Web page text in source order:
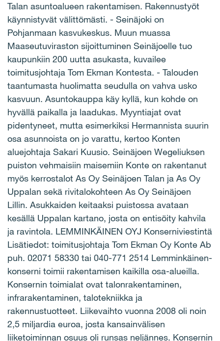
Talan asuntoalueen rakentamisen. Rakennustyöt
käynnistyvät välittömästi. - Seinäjoki on
Pohjanmaan kasvukeskus. Muun muassa
Maaseutuviraston sijoittuminen Seinäjoelle tuo
kaupunkiin 200 uutta asukasta, kuvailee
toimitusjohtaja Tom Ekman Kontesta. - Talouden
taantumasta huolimatta seudulla on vahva usko
kasvuun. Asuntokauppa käy kyllä, kun kohde on
hyvällä paikalla ja laadukas. Myyntiajat ovat
pidentyneet, mutta esimerkiksi Hermannista suurin
osa asunnoista on jo varattu, kertoo Konten
aluejohtaja Sakari Kuusio. Seinäjoen Wegeliuksen
puiston vehmaisiin maisemiin Konte on rakentanut
myös kerrostalot As Oy Seinäjoen Talan ja As Oy
Uppalan sekä rivitalokohteen As Oy Seinäjoen
Lillin. Asukkaiden keitaaksi puistossa avataan
kesällä Uppalan kartano, josta on entisöity kahvila
ja ravintola. LEMMINKÄINEN OYJ Konserniviestintä
Lisätiedot: toimitusjohtaja Tom Ekman Oy Konte Ab
puh. 02071 58330 tai 040-771 2514 Lemminkäinen-
konserni toimii rakentamisen kaikilla osa-alueilla.
Konsernin toimialat ovat talonrakentaminen,
infrarakentaminen, talotekniikka ja
rakennustuotteet. Liikevaihto vuonna 2008 oli noin
2,5 miljardia euroa, josta kansainvälisen
liiketoiminnan osuus oli runsas neljännes. Konsernin